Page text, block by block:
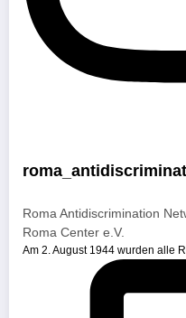
Roma Antidiscrimination
Roma Center e.V.
Am 2. August 1944 wurden alle